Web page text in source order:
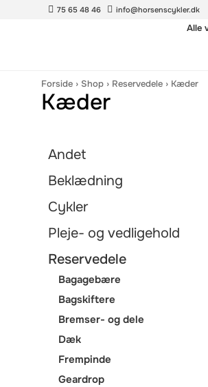
75 65 48 46 info@horsenscykler.dk
Alle
Forside › Shop › Reservedele › Kæder
Kæder
Andet
Beklædning
Cykler
Pleje- og vedligehold
Reservedele
Bagagebære
Bagskiftere
Bremser- og dele
Dæk
Frempinde
Geardrop